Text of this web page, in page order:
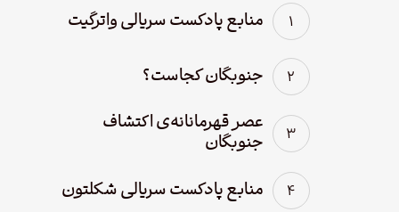
منابع پادکست سریالی واترگیت
جنوبگان کجاست؟
عصر قهرمانانه‌ی اکتشاف
جنوبگان
منابع پادکست سریالی شکلتون